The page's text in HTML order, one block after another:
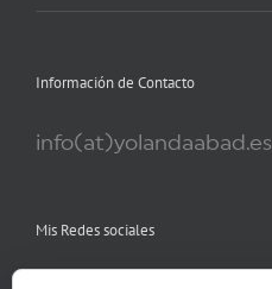
Información de Contacto
info(at)yolandaabad.es
Mis Redes sociales